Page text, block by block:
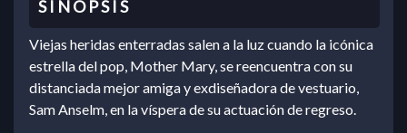
Viejas heridas enterradas salen a la luz cuando la icónica
estrella del pop, Mother Mary, se reencuentra con su
distanciada mejor amiga y exdiseñadora de vestuario,
Sam Anselm, en la víspera de su actuación de regreso.